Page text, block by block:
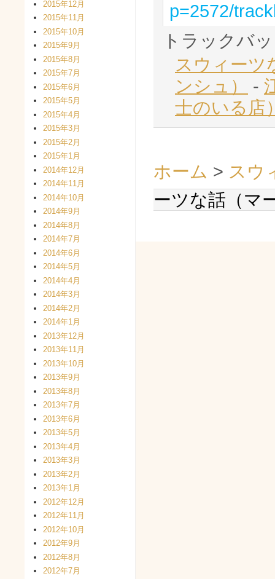
p=2572/
トラックバ
スウィーツ
ンシュ）
-
士のいる店
ホーム > スウ
ーツな話（マ
2015年12月
2015年11月
2015年10月
2015年9月
2015年8月
2015年7月
2015年6月
2015年5月
2015年4月
2015年3月
2015年2月
2015年1月
2014年12月
2014年11月
2014年10月
2014年9月
2014年8月
2014年7月
2014年6月
2014年5月
2014年4月
2014年3月
2014年2月
2014年1月
2013年12月
2013年11月
2013年10月
2013年9月
2013年8月
2013年7月
2013年6月
2013年5月
2013年4月
2013年3月
2013年2月
2013年1月
2012年12月
2012年11月
2012年10月
2012年9月
2012年8月
2012年7月